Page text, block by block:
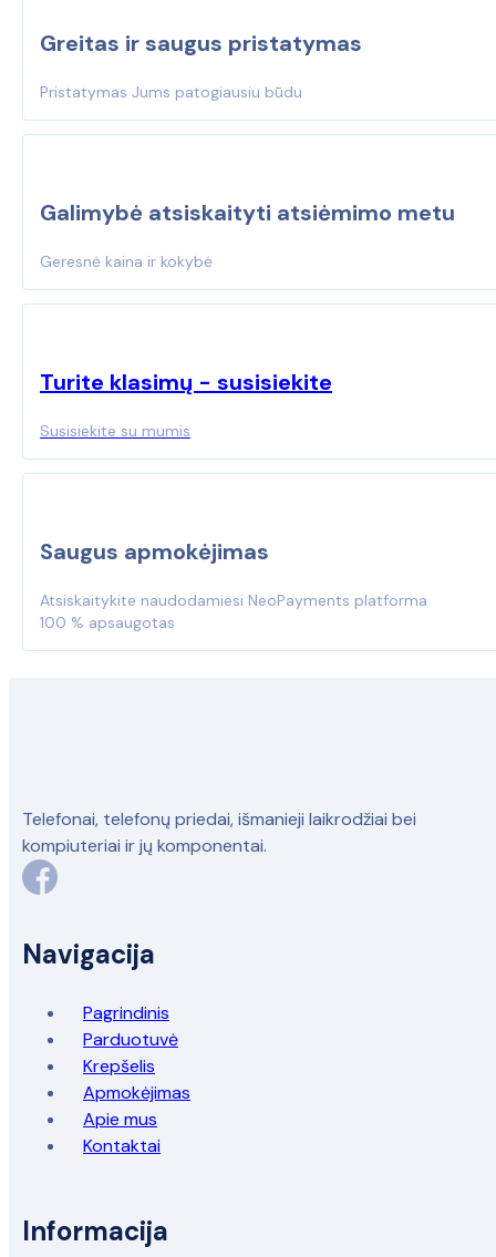
Greitas ir saugus pristatymas
Pristatymas Jums patogiausiu būdu
Galimybė atsiskaityti atsiėmimo metu
Geresnė kaina ir kokybė
Turite klasimų - susisiekite
Susisiekite su mumis
Saugus apmokėjimas
Atsiskaitykite naudodamiesi NeoPayments platforma
100 % apsaugotas
Telefonai, telefonų priedai, išmanieji laikrodžiai bei
kompiuteriai ir jų komponentai.
Navigacija
Pagrindinis
Parduotuvė
Krepšelis
Apmokėjimas
Apie mus
Kontaktai
Informacija